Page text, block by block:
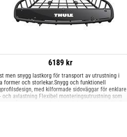
6189 kr
men snygg lastkorg för transport av utrustning i
former och storlekar.Snygg och funktionell
med kilformade sidoväggar för enklare
och avlastning Flexibel monteringsutrustning som